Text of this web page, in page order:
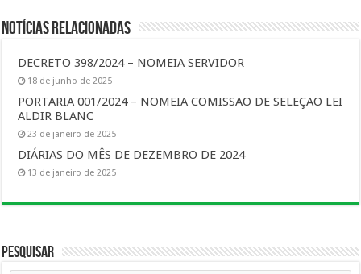
Notícias Relacionadas
DECRETO 398/2024 – NOMEIA SERVIDOR
18 de junho de 2025
PORTARIA 001/2024 – NOMEIA COMISSAO DE SELEÇAO LEI
ALDIR BLANC
23 de janeiro de 2025
DIÁRIAS DO MÊS DE DEZEMBRO DE 2024
13 de janeiro de 2025
Pesquisar